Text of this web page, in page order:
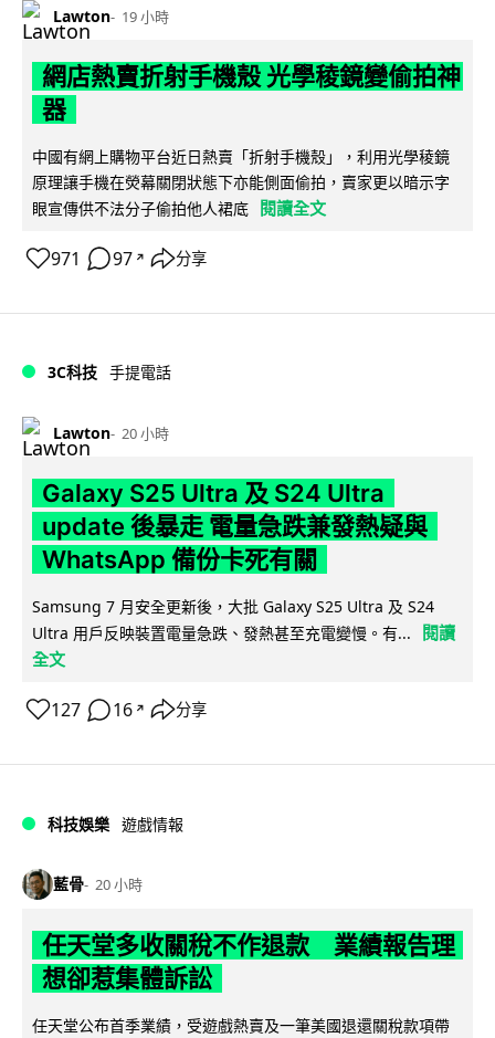
Lawton 19 小時
網店熱賣折射手機殼 光學稜鏡變偷拍神
器
中國有網上購物平台近日熱賣「折射手機殼」，利用光學稜鏡
原理讓手機在熒幕關閉狀態下亦能側面偷拍，賣家更以暗示字
眼宣傳供不法分子偷拍他人裙底
閱讀全文
971 97 ↗ 分享
3C科技 手提電話
Lawton 20 小時
Galaxy S25 Ultra 及 S24 Ultra
update 後暴走 電量急跌兼發熱疑與
WhatsApp 備份卡死有關
Samsung 7 月安全更新後，大批 Galaxy S25 Ultra 及 S24
Ultra 用戶反映裝置電量急跌、發熱甚至充電變慢。有...
閱讀
全文
127 16 ↗ 分享
科技娛樂 遊戲情報
藍骨 20 小時
任天堂多收關稅不作退款 業績報告理
想卻惹集體訴訟
任天堂公布首季業績，受遊戲熱賣及一筆美國退還關稅款項帶